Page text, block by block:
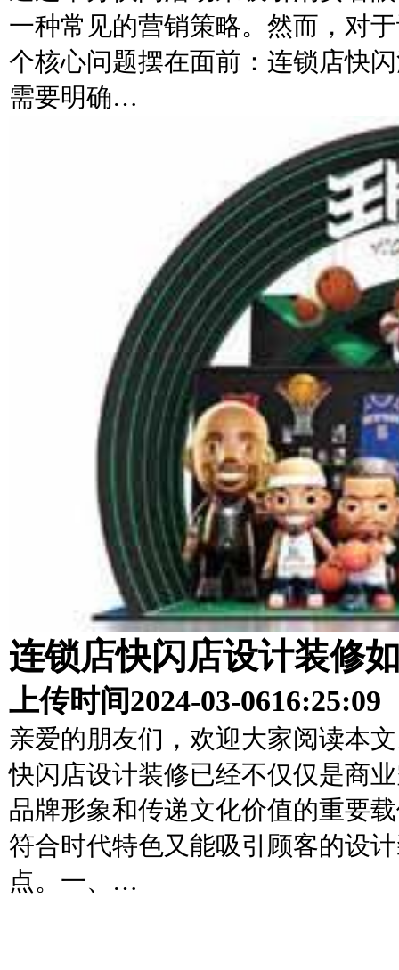
一种常见的营销策略。然而，对
个核心问题摆在面前：连锁店快
需要明确…
连锁店快闪店设计装修
上传时间2024-03-0616:25:09
亲爱的朋友们，欢迎大家阅读本
快闪店设计装修已经不仅仅是商
品牌形象和传递文化价值的重要
符合时代特色又能吸引顾客的设
点。一、…